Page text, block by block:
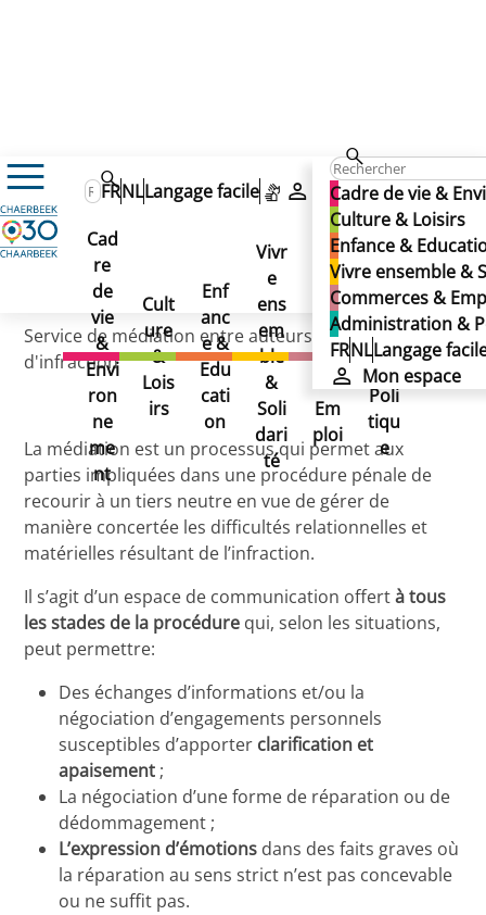
Cadre de vie &
Culture & Loisirs
Enfance &
Vivre ensemble &
Commerces &
Administration &
FRNLLangage
Mon espace
FRNLLangage facile
Mon espace
Cad
re
de
vie
&
Envi
ron
ne
me
nt
Cult
ure
&
Lois
irs
Enf
anc
e &
Edu
cati
on
Vivr
e
ens
em
ble
&
Soli
dari
té
Co
mm
erc
es
&
Em
ploi
Ad
min
istr
atio
n &
Poli
tiqu
e
Mediante
Mediante
Mediante
Publié le 29/11/2024
Service de médiation entre auteurs et victimes
d'infraction
La médiation est un processus qui permet aux
parties impliquées dans une procédure pénale de
recourir à un tiers neutre en vue de gérer de
manière concertée les difficultés relationnelles et
matérielles résultant de l’infraction.
Il s’agit d’un espace de communication offertà tous
les stades de la procédure qui, selon les situations,
peut permettre:
Des échanges d’informations et/ou la
négociation d’engagements personnels
susceptibles d’apporter clarification et
apaisement ;
La négociation d’une forme de réparation ou de
dédommagement ;
L’expression d’émotions dans des faits graves où
la réparation au sens strict n’est pas concevable
ou ne suffit pas.